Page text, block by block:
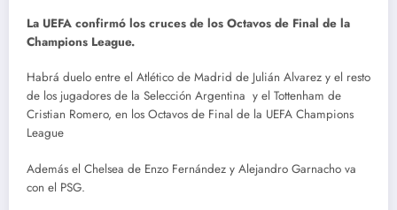
La UEFA confirmó los cruces de los Octavos de Final de la
Champions League.
Habrá duelo entre el Atlético de Madrid de Julián Alvarez y el resto
de los jugadores de la Selección Argentina y el Tottenham de
Cristian Romero, en los Octavos de Final de la UEFA Champions
League
Además el Chelsea de Enzo Fernández y Alejandro Garnacho va
con el PSG.